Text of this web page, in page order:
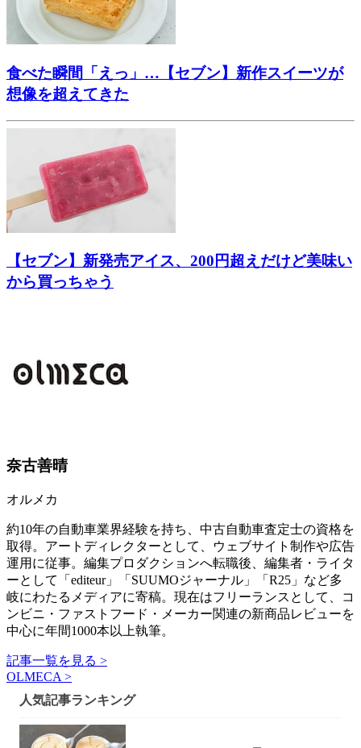
食べた瞬間「えっ」…【セブン】新作スイーツが
想像を超えてきた
【セブン】新発売アイス、200円超えだけど美味い
から買っちゃう
奈古善晴
オルメカ
約10年の自動車業界経験を持ち、中古自動車査定士の資格を
取得。アートディレクターとして、ウェブサイト制作や広告
運用に従事。編集プロダクションへ転職後、編集者・ライタ
ーとして「editeur」「SUUMOジャーナル」「R25」など多
岐にわたるメディアに寄稿。現在はフリーランスとして、コ
ンビニ・ファストフード・メーカー関連の新商品レビューを
中心に年間1000本以上執筆。
記事一覧を見る >
OLMECA >
人気記事ランキング